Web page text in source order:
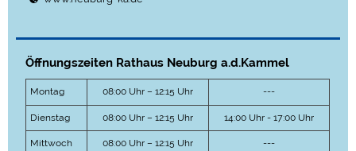
Öffnungszeiten Rathaus Neuburg a.d.Kammel
Montag 08:00 Uhr – 12:15 Uhr ---
Dienstag 08:00 Uhr – 12:15 Uhr 14:00 Uhr - 17:00 Uhr
Mittwoch 08:00 Uhr – 12:15 Uhr ---